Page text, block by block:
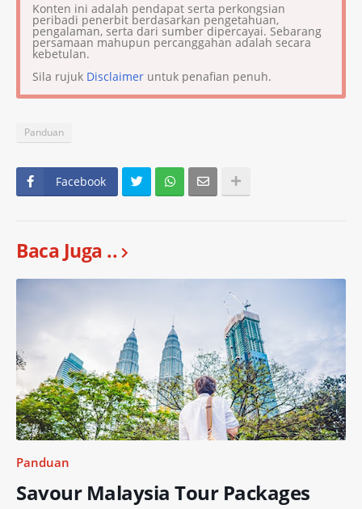
Konten ini adalah pendapat serta perkongsian
peribadi penerbit berdasarkan pengetahuan,
pengalaman, serta dari sumber dipercayai. Sebarang
persamaan mahupun percanggahan adalah secara
kebetulan.
Sila rujuk Disclaimer untuk penafian penuh.
Panduan
Facebook
Baca Juga ..
Panduan
Savour Malaysia Tour Packages